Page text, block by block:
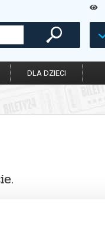
DLA DZIECI